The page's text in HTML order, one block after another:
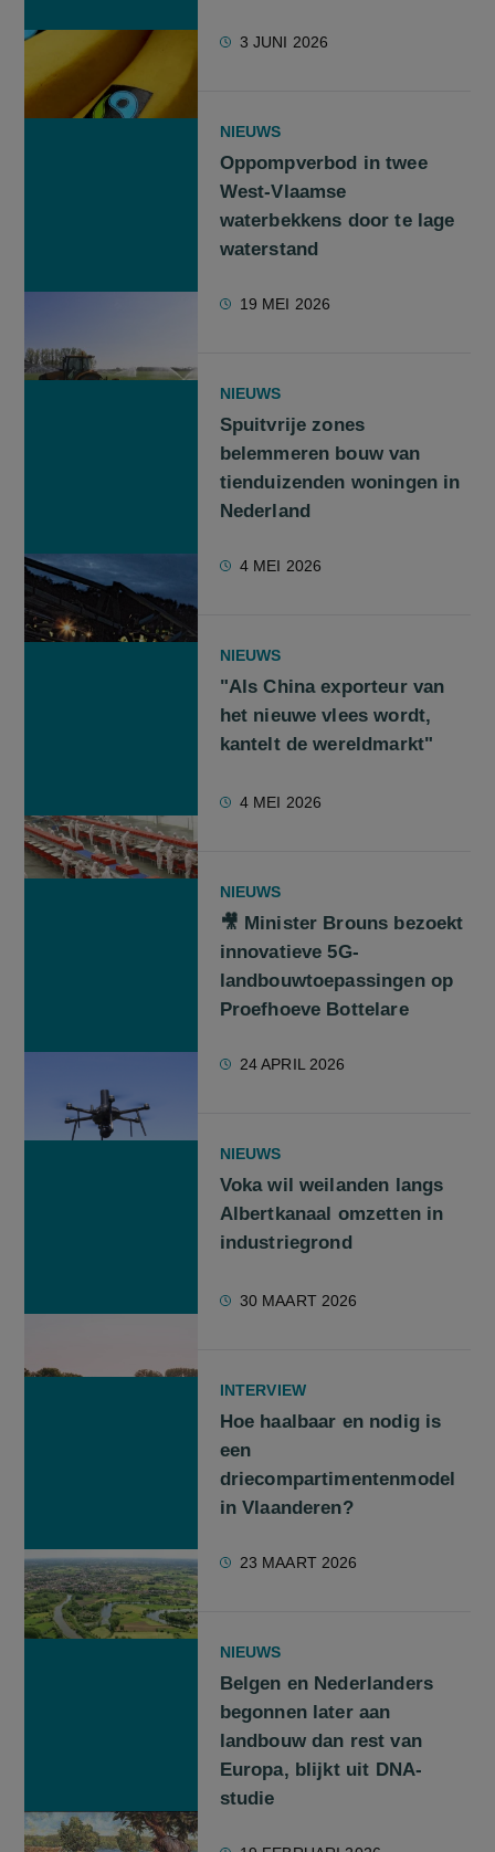
3 JUNI 2026
NIEUWS
Oppompverbod in twee
West-Vlaamse
waterbekkens door te lage
waterstand
19 MEI 2026
NIEUWS
Spuitvrije zones
belemmeren bouw van
tienduizenden woningen in
Nederland
4 MEI 2026
NIEUWS
"Als China exporteur van
het nieuwe vlees wordt,
kantelt de wereldmarkt"
4 MEI 2026
NIEUWS
🎥 Minister Brouns bezoekt
innovatieve 5G-
landbouwtoepassingen op
Proefhoeve Bottelare
24 APRIL 2026
NIEUWS
Voka wil weilanden langs
Albertkanaal omzetten in
industriegrond
30 MAART 2026
INTERVIEW
Hoe haalbaar en nodig is
een
driecompartimentenmodel
in Vlaanderen?
23 MAART 2026
NIEUWS
Belgen en Nederlanders
begonnen later aan
landbouw dan rest van
Europa, blijkt uit DNA-
studie